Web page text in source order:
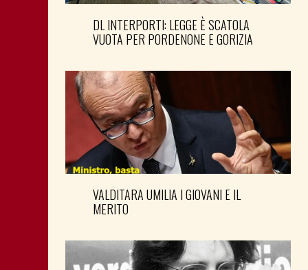
DL INTERPORTI: LEGGE È SCATOLA
VUOTA PER PORDENONE E GORIZIA
VALDITARA UMILIA I GIOVANI E IL
MERITO